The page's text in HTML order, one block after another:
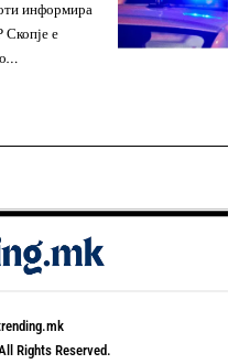
информира
Скопје е
Rights Reserved.